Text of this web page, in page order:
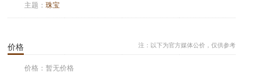
主题： 珠宝
价格 注：以下为官方媒体公价，仅供参考
价格： 暂无价格